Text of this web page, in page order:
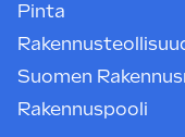
Pinta
Suomen
Rakennuspooli